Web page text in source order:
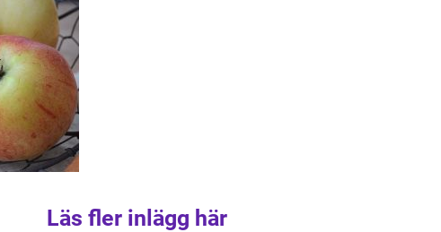
Läs fler inlägg här